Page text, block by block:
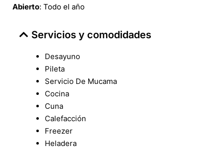
Abierto: Todo el año
Servicios y comodidades
Desayuno
Pileta
Servicio De Mucama
Cocina
Cuna
Calefacción
Freezer
Heladera